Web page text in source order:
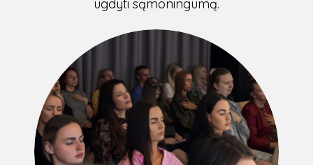
ugdyti sąmoningumą.